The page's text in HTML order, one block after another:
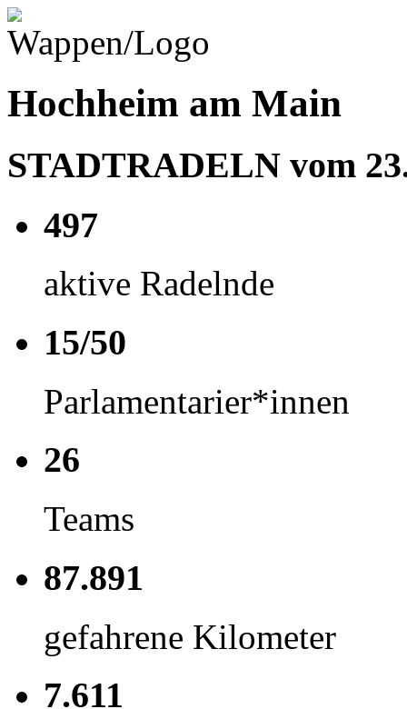
Hochheim am Main
STADTRADELN vom
497
aktive Radelnde
15/50
Parlamentarier*innen
26
Teams
87.891
gefahrene Kilometer
7.611